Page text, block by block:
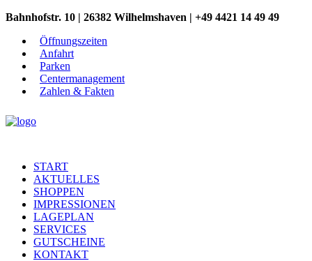
Bahnhofstr. 10 | 26382 Wilhelmshaven | +49 4421 14 49 49
Öffnungszeiten
Anfahrt
Parken
Centermanagement
Zahlen & Fakten
START
AKTUELLES
SHOPPEN
IMPRESSIONEN
LAGEPLAN
SERVICES
GUTSCHEINE
KONTAKT